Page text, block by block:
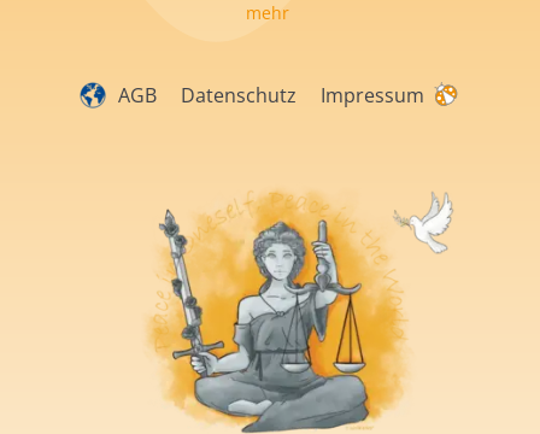
mehr
AGB Datenschutz Impressum